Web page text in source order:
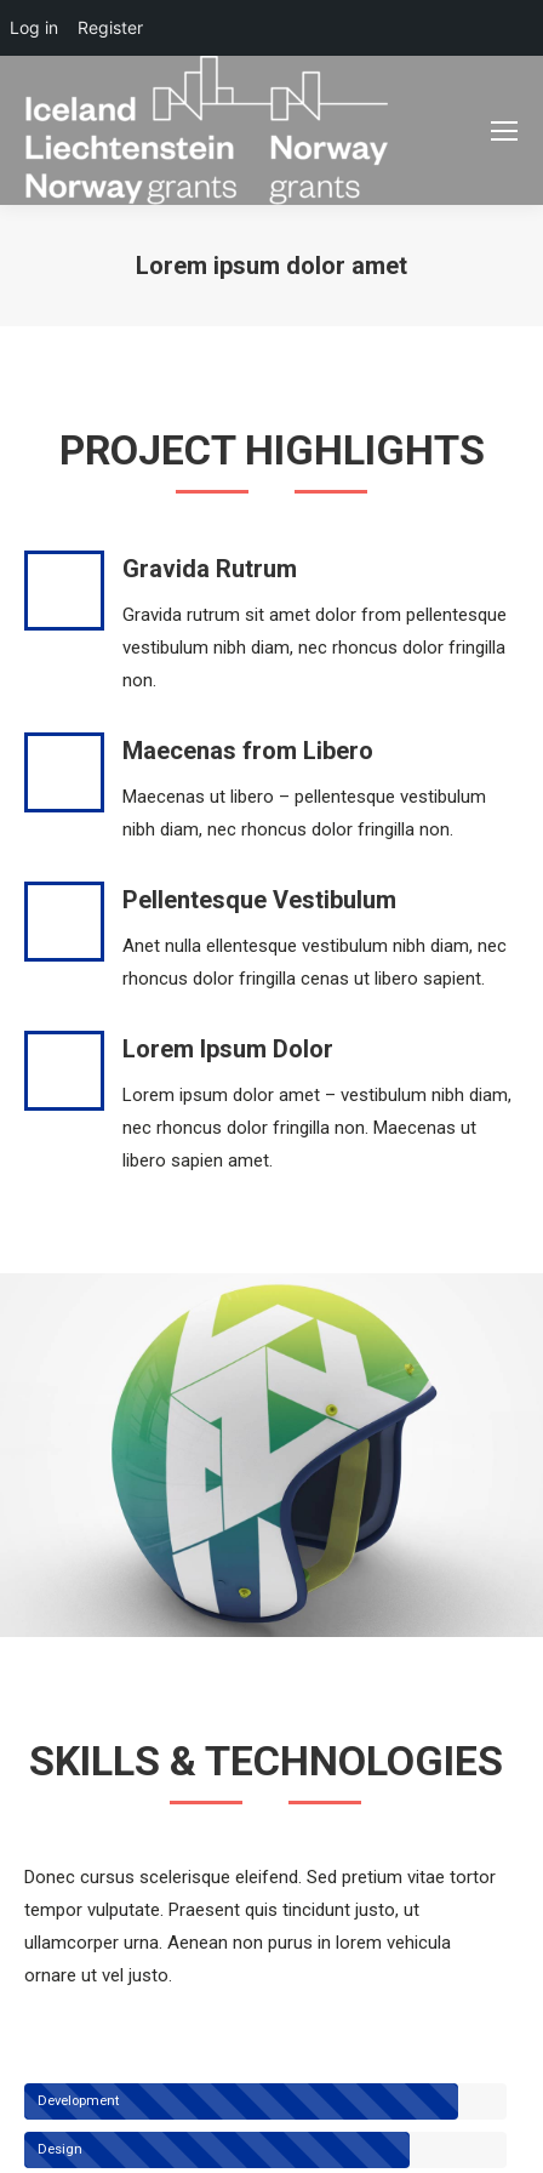
Lorem ipsum dolor amet
PROJECT HIGHLIGHTS
Gravida Rutrum
Gravida rutrum sit amet dolor from pellentesque
vestibulum nibh diam, nec rhoncus dolor fringilla
non.
Maecenas from Libero
Maecenas ut libero – pellentesque vestibulum
nibh diam, nec rhoncus dolor fringilla non.
Pellentesque Vestibulum
Anet nulla ellentesque vestibulum nibh diam, nec
rhoncus dolor fringilla cenas ut libero sapient.
Lorem Ipsum Dolor
Lorem ipsum dolor amet – vestibulum nibh diam,
nec rhoncus dolor fringilla non. Maecenas ut
libero sapien amet.
SKILLS & TECHNOLOGIES
Donec cursus scelerisque eleifend. Sed pretium vitae tortor
tempor vulputate. Praesent quis tincidunt justo, ut
ullamcorper urna. Aenean non purus in lorem vehicula
ornare ut vel justo.
Development
Design
Log in Register